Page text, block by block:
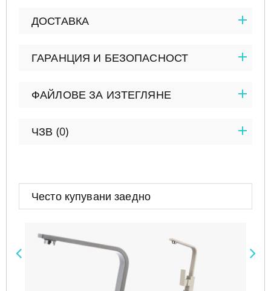
Често купувани заедно
Предишен
ДОСТАВКА
ГАРАНЦИЯ И БЕЗОПАСНОСТ
ФАЙЛОВЕ ЗА ИЗТЕГЛЯНЕ
ЧЗВ (0)